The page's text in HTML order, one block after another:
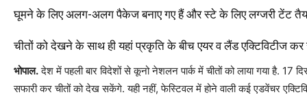
घूमने के लिए अलग-अलग पैकेज बनाए गए हैं और स्टे के लिए लग्जरी टेंट
चीतों को देखने के साथ ही यहां प्रकृति के बीच एयर व लैंड एक्टिविटीज
भोपाल.देश में पहली बार विदेशों से कूनो नेशलन पार्क में चीतों को लाया गया है.
सफारी कर चीतों को देख सकेंगे. यही नहीं, फेस्टिवल में होने वाली कई एडवेंचर